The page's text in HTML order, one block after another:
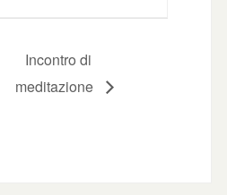
Incontro di
meditazione